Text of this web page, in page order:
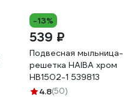
-13%
539 ₽
Подвесная мыльница-
решетка HAIBA хром
HB1502-1 539813
4.8(50)